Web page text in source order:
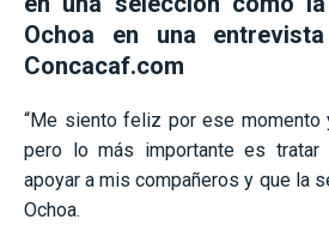
Ochoa en una
Concacaf.com
“Me siento feliz por ese momento
pero lo más importante es tratar
apoyar a mis compañeros y que la
Ochoa.